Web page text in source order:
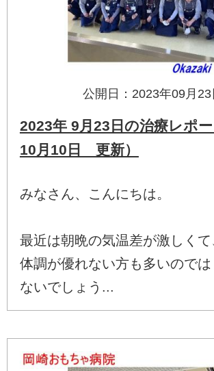
公開日：2023年09月23
2023年 9月23日の治療レポ
10月10日 更新）
みなさん、こんにちは。
最近は朝晩の気温差が激しくて
体調が優れない方も多いのでは
ないでしょう...